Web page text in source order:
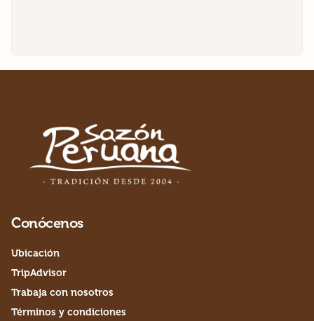
Conócenos
Ubicación
TripAdvisor
Trabaja con nosotros
Términos y condiciones